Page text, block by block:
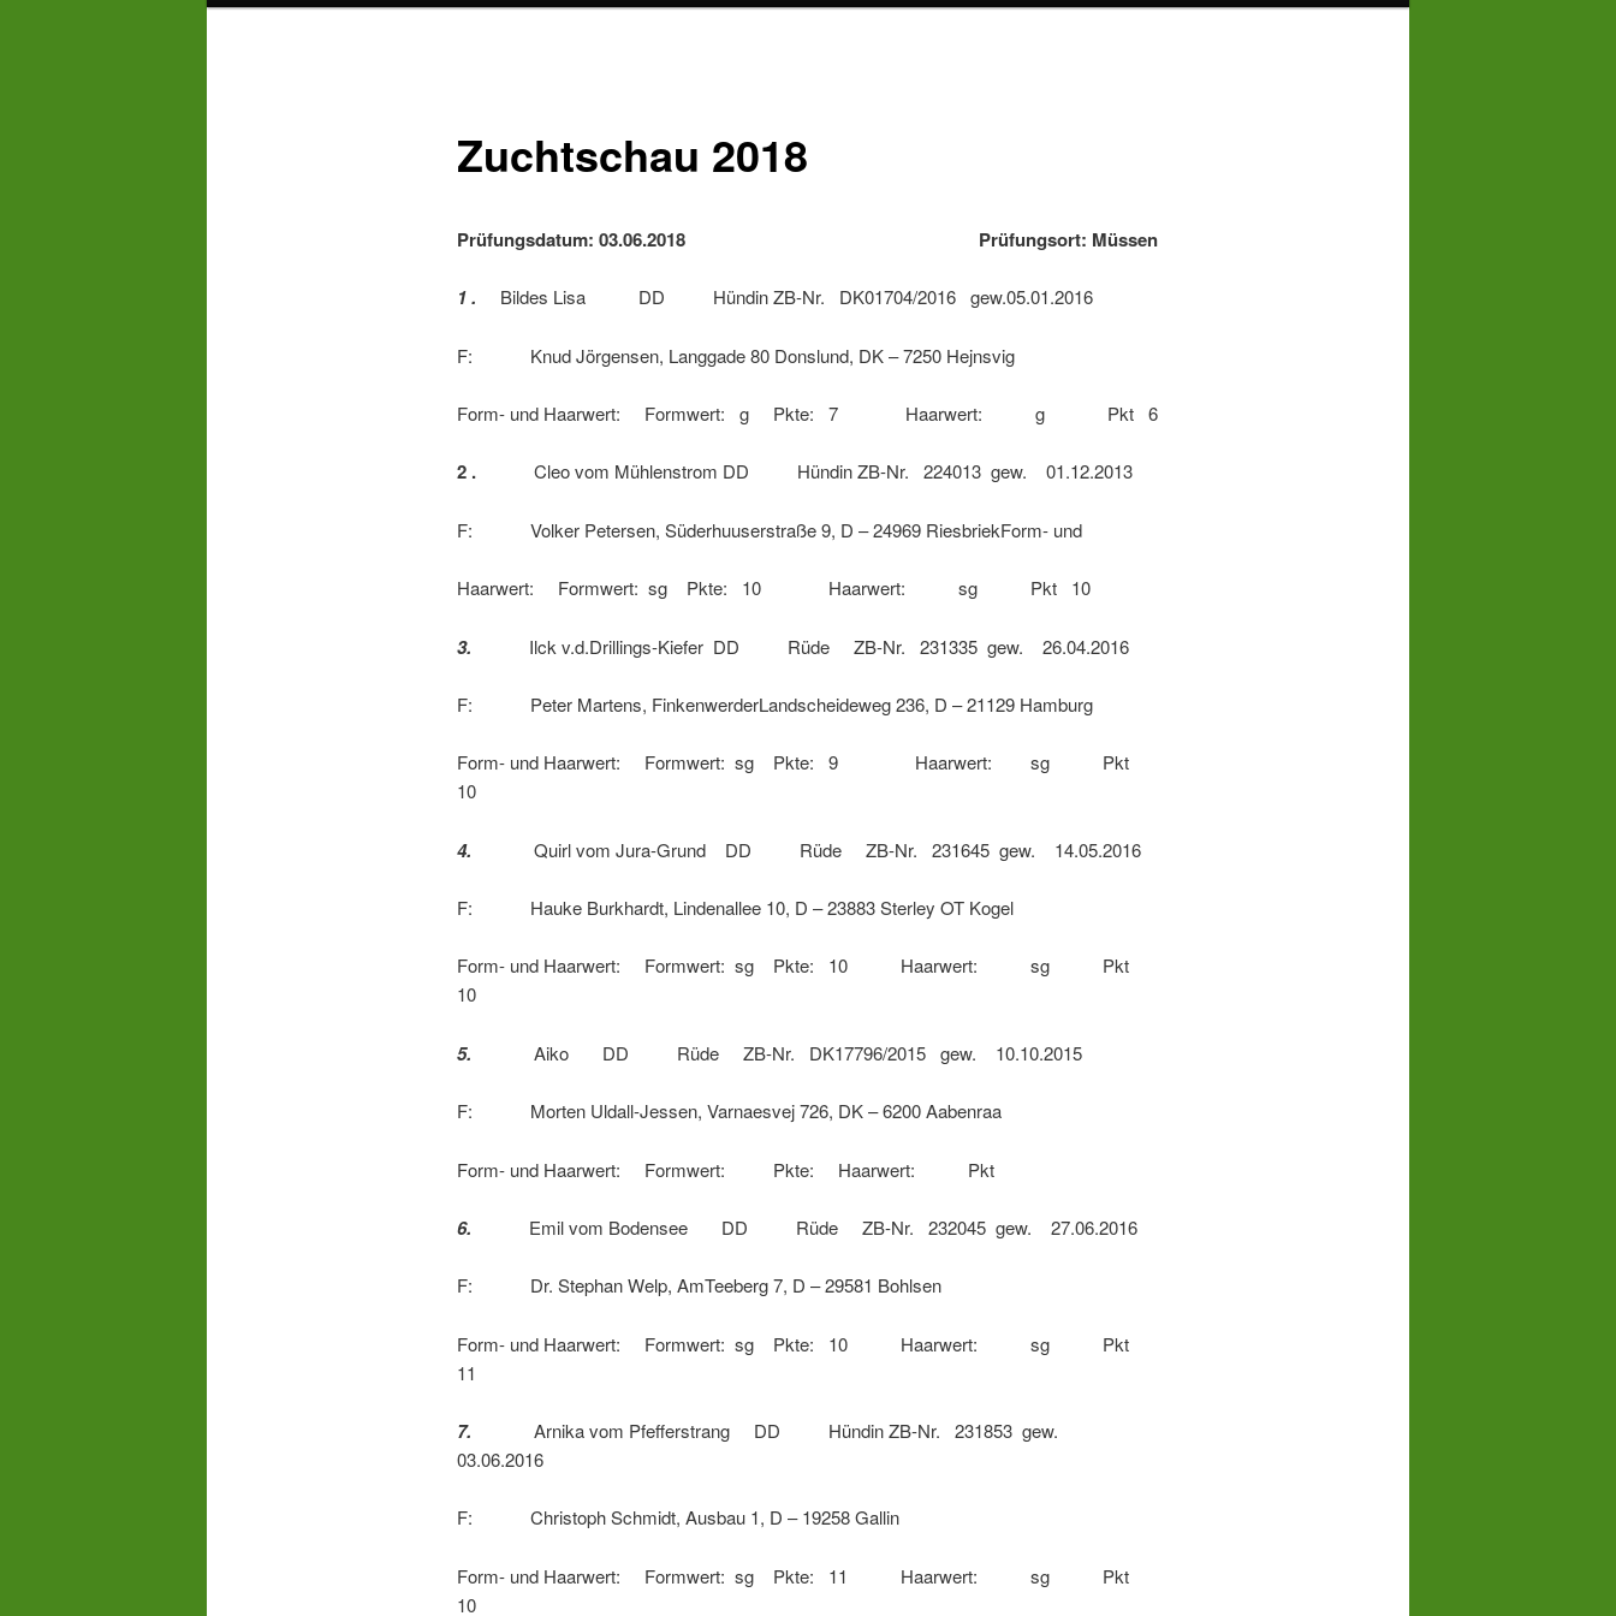
Zuchtschau 2018
Prüfungsdatum: 03.06.2018 Prüfungsort: Müssen
1 . Bildes Lisa DD Hündin ZB-Nr. DK01704/2016 gew.05.01.2016
F: Knud Jörgensen, Langgade 80 Donslund, DK – 7250 Hejnsvig
Form- und Haarwert: Formwert: g Pkte: 7 Haarwert: g Pkt 6
2 . Cleo vom Mühlenstrom DD Hündin ZB-Nr. 224013 gew. 01.12.2013
F: Volker Petersen, Süderhuuserstraße 9, D – 24969 RiesbriekForm- und
Haarwert: Formwert: sg Pkte: 10 Haarwert: sg Pkt 10
3. Ilck v.d.Drillings-Kiefer DD Rüde ZB-Nr. 231335 gew. 26.04.2016
F: Peter Martens, FinkenwerderLandscheideweg 236, D – 21129 Hamburg
Form- und Haarwert: Formwert: sg Pkte: 9 Haarwert: sg Pkt
10
4. Quirl vom Jura-Grund DD Rüde ZB-Nr. 231645 gew. 14.05.2016
F: Hauke Burkhardt, Lindenallee 10, D – 23883 Sterley OT Kogel
Form- und Haarwert: Formwert: sg Pkte: 10 Haarwert: sg Pkt
10
5. Aiko DD Rüde ZB-Nr. DK17796/2015 gew. 10.10.2015
F: Morten Uldall-Jessen, Varnaesvej 726, DK – 6200 Aabenraa
Form- und Haarwert: Formwert: Pkte: Haarwert: Pkt
6. Emil vom Bodensee DD Rüde ZB-Nr. 232045 gew. 27.06.2016
F: Dr. Stephan Welp, AmTeeberg 7, D – 29581 Bohlsen
Form- und Haarwert: Formwert: sg Pkte: 10 Haarwert: sg Pkt
11
7.
Arnika vom Pfefferstrang DD Hündin ZB-Nr. 231853 gew.
03.06.2016
F: Christoph Schmidt, Ausbau 1, D – 19258 Gallin
Form- und Haarwert: Formwert: sg Pkte: 11 Haarwert: sg Pkt
10